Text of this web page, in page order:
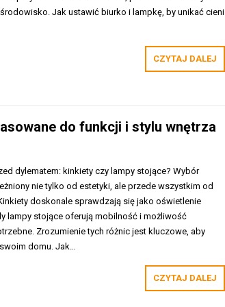
Jak ustawić biurko i lampkę, by unikać cieni
CZYTAJ DALEJ
do funkcji i stylu wnętrza
dylematem: kinkiety czy lampy stojące? Wybór
nie tylko od estetyki, ale przede wszystkim od
doskonale sprawdzają się jako oświetlenie
lampy stojące oferują mobilność i możliwość
Zrozumienie tych różnic jest kluczowe, aby
domu. Jak…
CZYTAJ DALEJ